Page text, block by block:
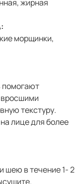
жирная
морщинки,
помогают
вросшими
текстуру.
лице для более
шею в течение 1- 2